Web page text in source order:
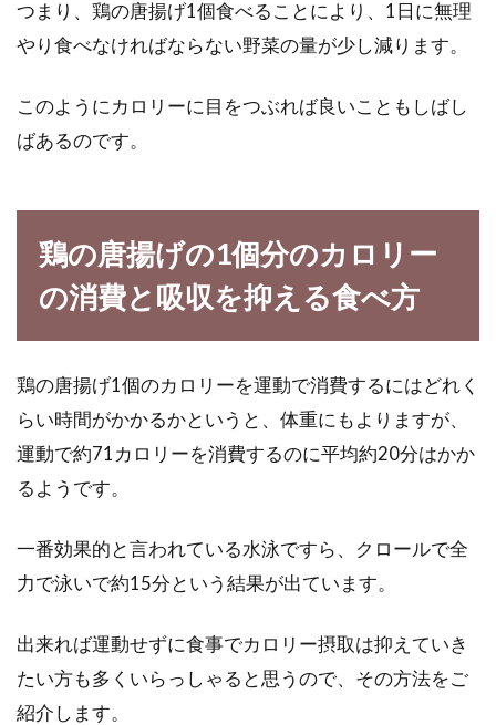
自宅で簡単に作れる！味噌ちゃんこ
味噌炒めの材料に嫌われ者の？ピー
マンとなすを使ってみよう
子どもの嫌いな食べものと言えば「ピーマン」
ピーマン...
ラエッセンスの違いとは？
もと「バニラ」甘い匂いを嗅ぐだけででうっと
りしてしまいま...
つまり、鶏の唐揚げ1個食べることにより、1日に無理
やり食べなければならない野菜の量が少し減ります。
このようにカロリーに目をつぶれば良いこともしばし
ばあるのです。
鶏の唐揚げの1個分のカロリー
の消費と吸収を抑える食べ方
鶏の唐揚げ1個のカロリーを運動で消費するにはどれく
らい時間がかかるかというと、体重にもよりますが、
運動で約71カロリーを消費するのに平均約20分はかか
るようです。
一番効果的と言われている水泳ですら、クロールで全
力で泳いで約15分という結果が出ています。
出来れば運動せずに食事でカロリー摂取は抑えていき
たい方も多くいらっしゃると思うので、その方法をご
紹介します。